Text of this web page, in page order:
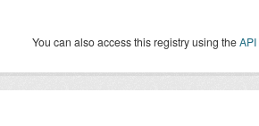
You can also access this registry using theAPI